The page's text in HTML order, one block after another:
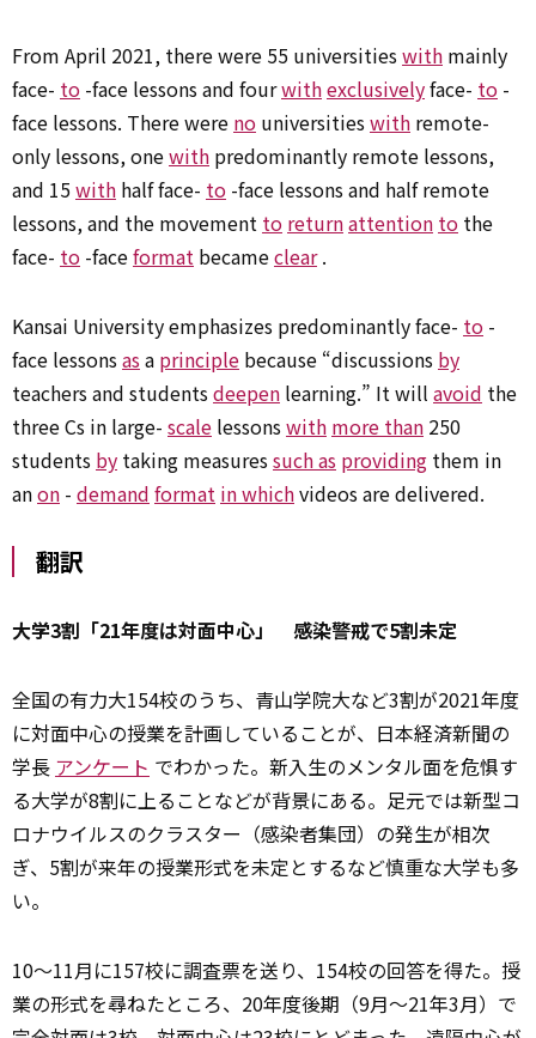
From April 2021, there were 55 universitieswith mainly
face- to -face lessons and fourwithexclusivelyface- to -
face lessons. There were no universitieswith remote-
only lessons, onewith predominantly remote lessons,
and 15with half face- to -face lessons and half remote
lessons, and the movement to returnattention to the
face- to -faceformat becameclear.
Kansai University emphasizes predominantly face- to -
face lessonsas a principle because “discussions by
teachers and studentsdeepen learning.” It will avoid the
three Cs in large- scale lessonswith more than 250
students by taking measuressuch as providing them in
anon - demand format in whichvideos are delivered.
翻訳
大学3割「21年度は対面中心」 感染警戒で5割未定
全国の有力大154校のうち、青山学院大など3割が2021年度
に対面中心の授業を計画していることが、日本経済新聞の
学長 アンケート でわかった。新入生のメンタル面を危惧す
る大学が8割に上ることなどが背景にある。足元では新型コ
ロナウイルスのクラスター（感染者集団）の発生が相次
ぎ、5割が来年の授業形式を未定とするなど慎重な大学も多
い。
10～11月に157校に調査票を送り、154校の回答を得た。授
業の形式を尋ねたところ、20年度後期（9月～21年3月）で